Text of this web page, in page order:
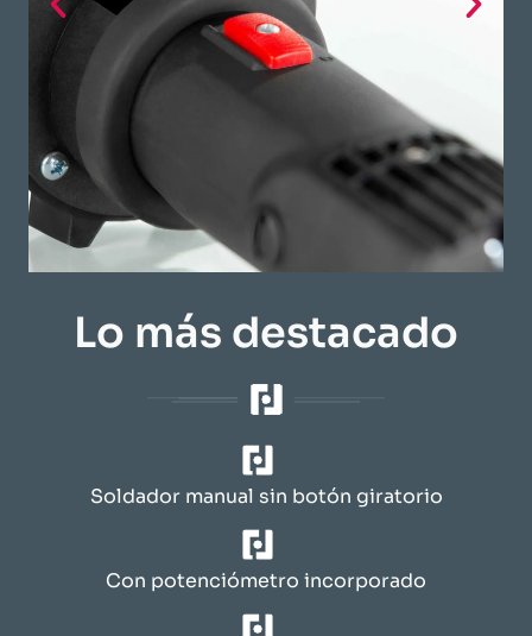
Lo más destacado
Soldador manual sin botón giratorio
Con potenciómetro incorporado